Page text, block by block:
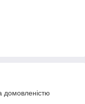
домовленістю